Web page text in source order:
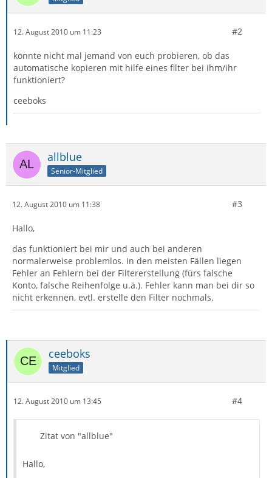
12. August 2010 um 11:23 #2
könnte nicht mal jemand von euch probieren, ob das
automatische kopieren mit hilfe eines filter bei ihm/ihr
funktioniert?
ceeboks
allblue
Senior-Mitglied
12. August 2010 um 11:38 #3
Hallo,
das funktioniert bei mir und auch bei anderen
normalerweise problemlos. In den meisten Fällen liegen
Fehler an Fehlern bei der Filtererstellung (fürs falsche
Konto, falsche Reihenfolge u.ä.). Fehler kann man bei dir so
nicht erkennen, evtl. erstelle den Filter nochmals.
ceeboks
Mitglied
12. August 2010 um 13:45 #4
Zitat von "allblue"
Hallo,